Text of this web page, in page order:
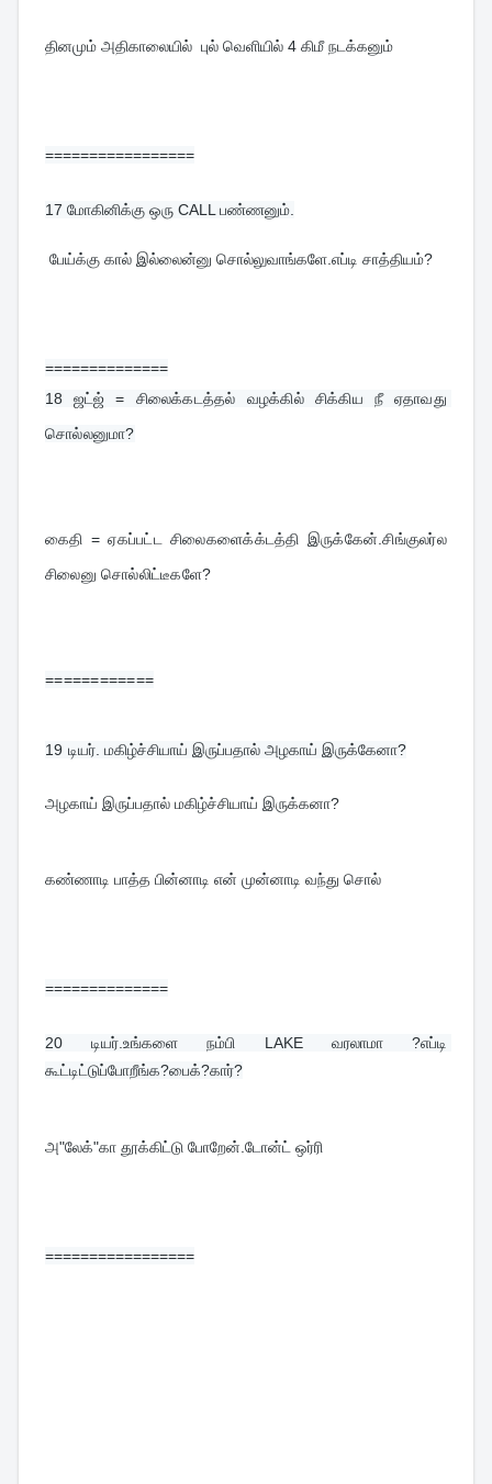
தினமும் அதிகாலையில்  புல் வெளியில் 4 கிமீ நடக்கனும்
=================
17 மோகினிக்கு ஒரு CALL பண்ணனும்.
பேய்க்கு கால் இல்லைன்னு சொல்லுவாங்களே.எப்டி சாத்தியம்?
==============
18 ஜட்ஜ் = சிலைக்கடத்தல் வழக்கில் சிக்கிய நீ ஏதாவது
சொல்லனுமா?
கைதி = ஏகப்பட்ட சிலைகளைக்க்டத்தி இருக்கேன்.சிங்குலர்ல
சிலைனு சொல்லிட்டீகளே?
============
19 டியர். மகிழ்ச்சியாய் இருப்பதால் அழகாய் இருக்கேனா?
அழகாய் இருப்பதால் மகிழ்ச்சியாய் இருக்கனா?
கண்ணாடி பாத்த பின்னாடி என் முன்னாடி வந்து சொல்
==============
20 டியர்.உங்களை நம்பி LAKE வரலாமா ?எப்டி
கூட்டிட்டுப்போறீங்க?பைக்?கார்?
அ"லேக்"கா தூக்கிட்டு போறேன்.டோன்ட் ஒர்ரி
=================